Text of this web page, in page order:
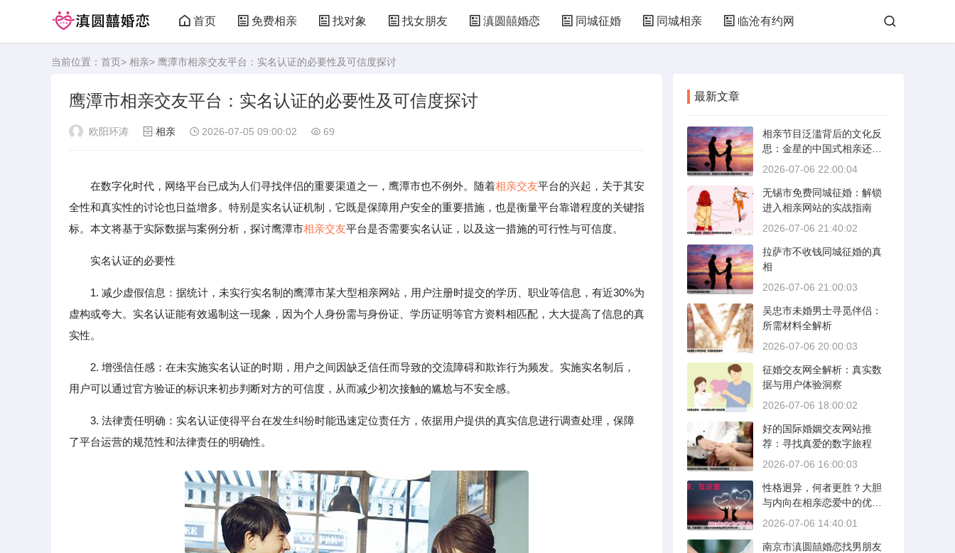
首页 免费相亲 找对象 找女朋友 滇圆囍婚恋 同城征婚 同城相亲 临沧有约网
当前位置： 首页> 相亲> 鹰潭市相亲交友平台：实名认证的必要性及可信度探讨
鹰潭市相亲交友平台：实名认证的必要性及可信度探讨
欧阳环涛 相亲 2026-07-05 09:00:02 69
在数字化时代，网络平台已成为人们寻找伴侣的重要渠道之一，鹰潭市也不例外。随着相亲交友平台的兴起，关于其安
全性和真实性的讨论也日益增多。特别是实名认证机制，它既是保障用户安全的重要措施，也是衡量平台靠谱程度的关键指
标。本文将基于实际数据与案例分析，探讨鹰潭市相亲交友平台是否需要实名认证，以及这一措施的可行性与可信度。
实名认证的必要性
1. 减少虚假信息：据统计，未实行实名制的鹰潭市某大型相亲网站，用户注册时提交的学历、职业等信息，有近30%为
虚构或夸大。实名认证能有效遏制这一现象，因为个人身份需与身份证、学历证明等官方资料相匹配，大大提高了信息的真
实性。
2. 增强信任感：在未实施实名认证的时期，用户之间因缺乏信任而导致的交流障碍和欺诈行为频发。实施实名制后，
用户可以通过官方验证的标识来初步判断对方的可信度，从而减少初次接触的尴尬与不安全感。
3. 法律责任明确：实名认证使得平台在发生纠纷时能迅速定位责任方，依据用户提供的真实信息进行调查处理，保障
了平台运营的规范性和法律责任的明确性。
最新文章
相亲节目泛滥背后的文化反
思：金星的中国式相亲还能
否保持其“完美”
2026-07-06 22:00:04
无锡市免费同城征婚：解锁
进入相亲网站的实战指南
2026-07-06 21:40:02
拉萨市不收钱同城征婚的真
相
2026-07-06 21:00:03
吴忠市未婚男士寻觅伴侣：
所需材料全解析
2026-07-06 20:00:03
征婚交友网全解析：真实数
据与用户体验洞察
2026-07-06 18:00:02
好的国际婚姻交友网站推
荐：寻找真爱的数字旅程
2026-07-06 16:00:03
性格迥异，何者更胜？大胆
与内向在相亲恋爱中的优势
分析
2026-07-06 14:40:01
南京市滇圆囍婚恋找男朋友